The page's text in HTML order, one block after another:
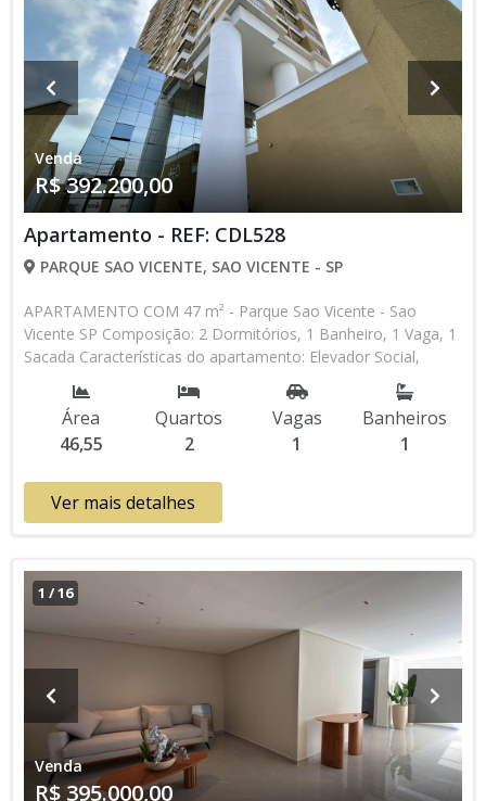
Venda
R$ 392.200,00
Apartamento - REF: CDL528
PARQUE SAO VICENTE, SAO VICENTE - SP
APARTAMENTO COM 47 m² - Parque Sao Vicente - Sao
Vicente SP Composição: 2 Dormitórios, 1 Banheiro, 1 Vaga, 1
Sacada Características do apartamento: Elevador Social,
Elevador de Serviço, Acessibilidade, Portão Automático,
Interfone, Água Individual, Piscina, Salão de Jogos, Salão de
Festas, Espaço Kids, Academia, Churrasqueira Aceita
Financiamento Bancário Lançamento, Em Obras * Os valores
verificar entrando em contato com nossa equipe
Área
46,55
Quartos
2
Vagas
1
Banheiros
1
Ver mais detalhes
1 /16
Venda
R$ 395.000,00